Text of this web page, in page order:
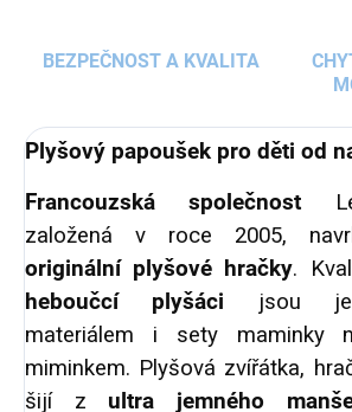
BEZPEČNOST A KVALITA
Plyšový papoušek pro děti od
Francouzská společnost
založená v roce 2005,
originální plyšové hračky.
heboučcí plyšáci jsou
materiálem i sety maminky
miminkem. Plyšová zvířátka,
šijí z ultra jemného